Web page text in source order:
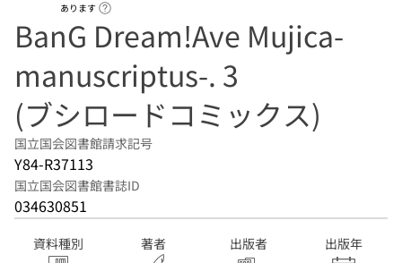
あります
BanG Dream!Ave Mujica-
manuscriptus-. 3
(ブシロードコミックス)
国立国会図書館請求記号
Y84-R37113
国立国会図書館書誌ID
034630851
資料種別 著者 出版者 出版年